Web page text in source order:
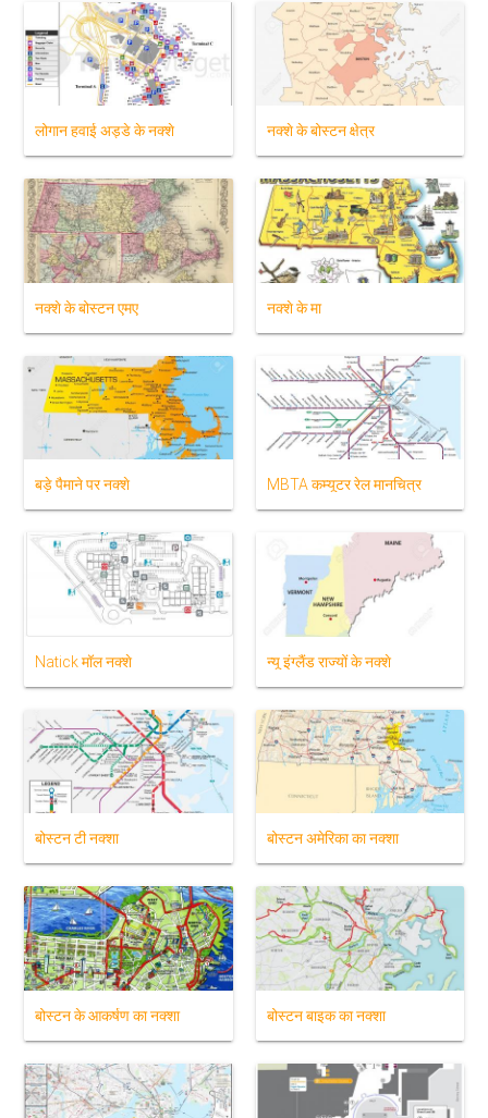
लोगान हवाई अड्डे के नक्शे नक्शे के बोस्टन क्षेत्र
नक्शे के बोस्टन एमए नक्शे के मा
बड़े पैमाने पर नक्शे MBTA कम्यूटर रेल मानचित्र
Natick मॉल नक्शे न्यू इंग्लैंड राज्यों के नक्शे
बोस्टन टी नक्शा बोस्टन अमेरिका का नक्शा
बोस्टन के आकर्षण का नक्शा बोस्टन बाइक का नक्शा